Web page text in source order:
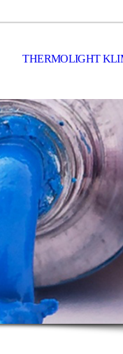
THERMOLIGHT